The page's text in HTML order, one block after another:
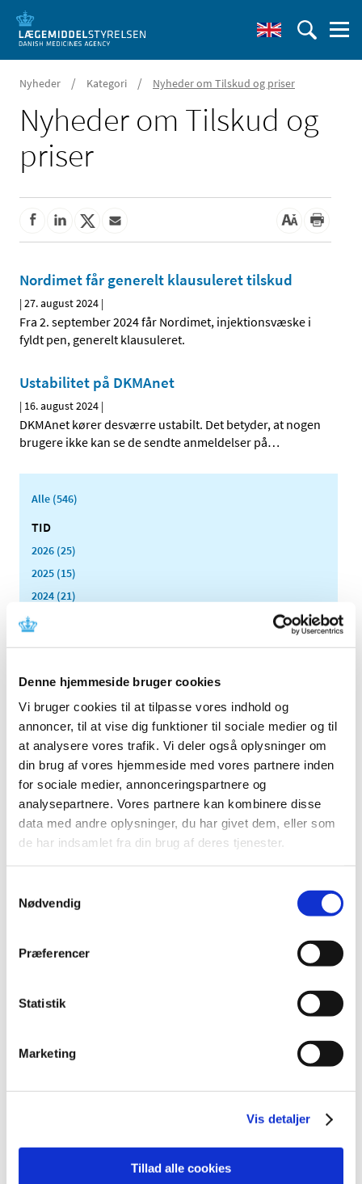
Denne hjemmeside bruger cookies
Vi bruger cookies til at tilpasse vores indhold og
annoncer, til at vise dig funktioner til sociale medier og til
at analysere vores trafik. Vi deler også oplysninger om
din brug af vores hjemmeside med vores partnere inden
for sociale medier, annonceringspartnere og
analysepartnere. Vores partnere kan kombinere disse
data med andre oplysninger, du har givet dem, eller som
de har indsamlet fra din brug af deres tjenester.
Nødvendig
Præferencer
Statistik
Marketing
Vis detaljer
Tillad alle cookies
Nyheder / Kategori / Nyheder om Tilskud og priser
Nyheder om Tilskud og
priser
Nordimet får generelt klausuleret tilskud
|27. august 2024 |
Fra 2. september 2024 får Nordimet, injektionsvæske i
fyldt pen, generelt klausuleret.
Ustabilitet på DKMAnet
| 16. august 2024 |
DKMAnet kører desværre ustabilt. Det betyder, at nogen
brugere ikke kan se de sendte anmeldelser på…
Alle (546)
TID
2026 (25)
2025 (15)
2024 (21)
august (2)
maj (6)
marts (2)
februar (2)
januar (2)
2023 (21)
2022 (11)
2019 (44)
2014 (44)
2012 (44)
2008 (8)